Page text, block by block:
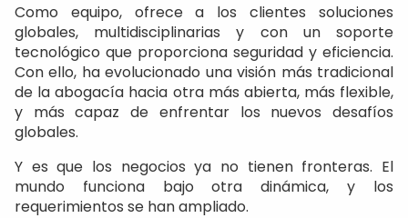
Como equipo, ofrece a los clientes soluciones
globales, multidisciplinarias y con un soporte
tecnológico que proporciona seguridad y eficiencia.
Con ello, ha evolucionado una visión más tradicional
de la abogacía hacia otra más abierta, más flexible,
y más capaz de enfrentar los nuevos desafíos
globales.
Y es que los negocios ya no tienen fronteras. El
mundo funciona bajo otra dinámica, y los
requerimientos se han ampliado.